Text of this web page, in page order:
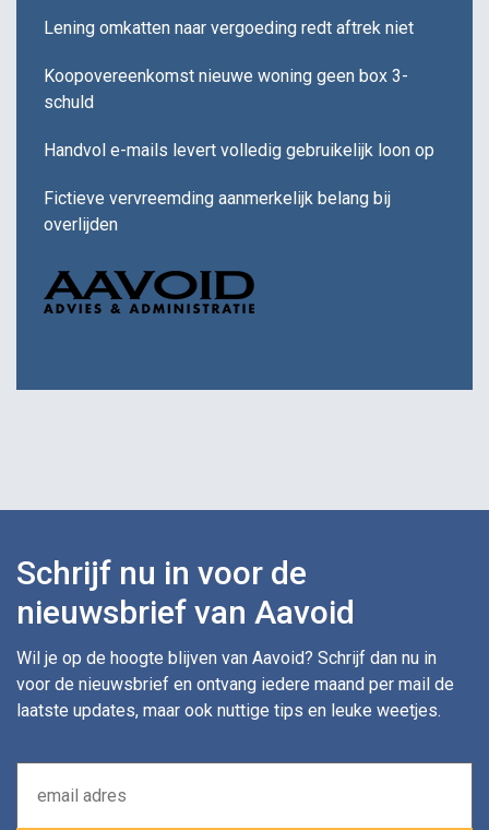
Lening omkatten naar vergoeding redt aftrek niet
Koopovereenkomst nieuwe woning geen box 3-
schuld
Handvol e-mails levert volledig gebruikelijk loon op
Fictieve vervreemding aanmerkelijk belang bij
overlijden
Schrijf nu in voor de
nieuwsbrief van Aavoid
Wil je op de hoogte blijven van Aavoid? Schrijf dan nu in
voor de nieuwsbrief en ontvang iedere maand per mail de
laatste updates, maar ook nuttige tips en leuke weetjes.